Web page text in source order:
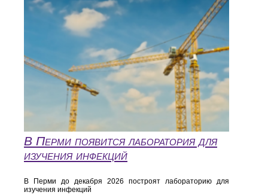
В Перми появится лаборатория для
изучения инфекций
В Перми до декабря 2026 построят лабораторию для
изучения инфекций